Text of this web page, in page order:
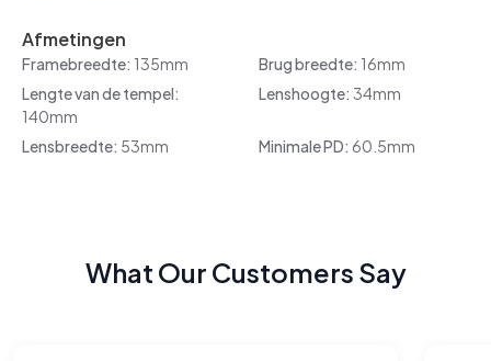
Afmetingen
Framebreedte: 135mm Brug breedte: 16mm
Lengte van de tempel:
140mm
Lenshoogte: 34mm
Lensbreedte: 53mm Minimale PD: 60.5mm
What Our Customers Say